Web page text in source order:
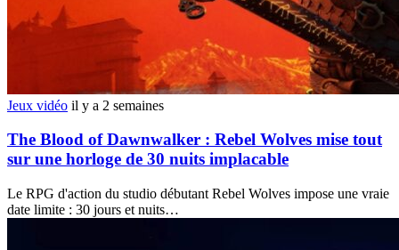
Jeux vidéo il y a 2 semaines
The Blood of Dawnwalker : Rebel Wolves mise tout
sur une horloge de 30 nuits implacable
Le RPG d'action du studio débutant Rebel Wolves impose une vraie
date limite : 30 jours et nuits…